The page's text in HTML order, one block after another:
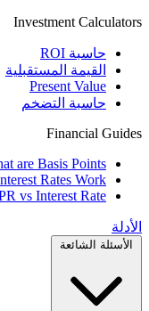
Investment Calculators
حاسبة ROI
القيمة المستقبلية
Present Value
حاسبة التضخم
Financial Guides
are Basis Points?
Rates Work
vs Interest Rate
الأدلة
الأسئلة الشائعة